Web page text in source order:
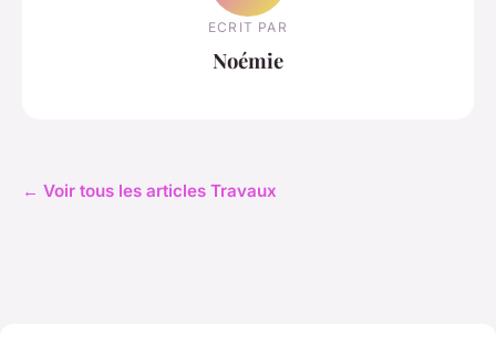
ECRIT PAR
Noémie
← Voir tous les articles Travaux